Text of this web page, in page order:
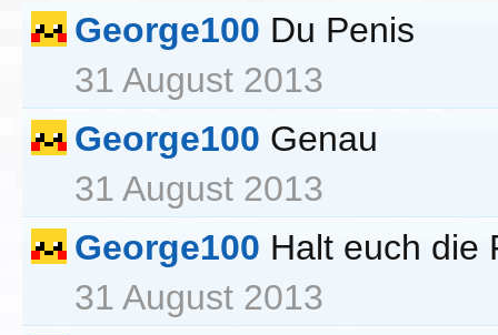
George100 Du Penis
31 August 2013
George100 Genau
31 August 2013
George100 Halt euch die
31 August 2013